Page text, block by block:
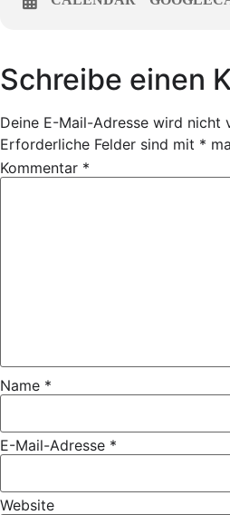
Schreibe einen
Deine E-Mail-Adresse wird nicht
Erforderliche Felder sind mit *
Kommentar *
Name *
E-Mail-Adresse *
Website